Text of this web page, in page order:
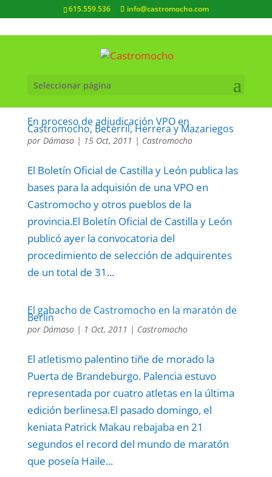
615.559.536 info@castromocho.com
Seleccionar página
En proceso de adjudicación VPO en
Castromocho, Becerril, Herrera y Mazariegos
por Dámaso| 15 Oct, 2011 | Castromocho
El Boletín Oficial de Castilla y León publica las
bases para la adquisión de una VPO en
Castromocho y otros pueblos de la
provincia.El Boletín Oficial de Castilla y León
publicó ayer la convocatoria del
procedimiento de selección de adquirentes
de un total de 31...
El gabacho de Castromocho en la maratón de
Berlín
por Dámaso| 1 Oct, 2011 | Castromocho
El atletismo palentino tiñe de morado la
Puerta de Brandeburgo. Palencia estuvo
representada por cuatro atletas en la última
edición berlinesa.El pasado domingo, el
keniata Patrick Makau rebajaba en 21
segundos el record del mundo de maratón
que poseía Haile...